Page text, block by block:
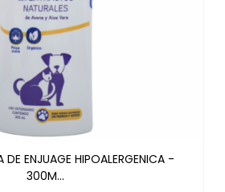
DE ENJUAGE HIPOALERGENICA -
300M...